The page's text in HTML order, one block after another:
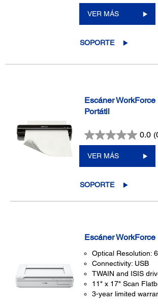
VER MÁS
SOPORTE
Escáner
Portátil
0.0
VER MÁS
SOPORTE
Escáner
Optical Resolution:
Connectivity: USB
TWAIN and ISIS
11" x 17" Scan
3-year limited